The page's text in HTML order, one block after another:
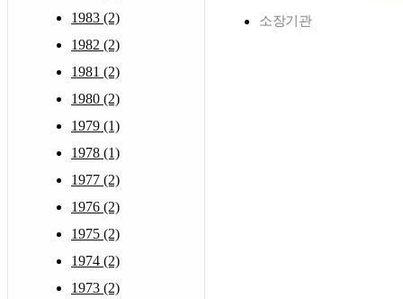
1983 (2)
1982 (2)
1981 (2)
1980 (2)
1979 (1)
1978 (1)
1977 (2)
1976 (2)
1975 (2)
1974 (2)
1973 (2)
소장기관